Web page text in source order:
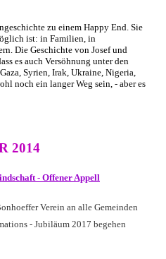
zu einem Happy End. Sie
ist: in Familien, in
Die Geschichte von Josef und
es auch Versöhnung unter den
Syrien, Irak, Ukraine, Nigeria,
noch ein langer Weg sein, - aber es
2014
- Offener Appell
Verein an alle Gemeinden
- Jubiläum 2017 begehen